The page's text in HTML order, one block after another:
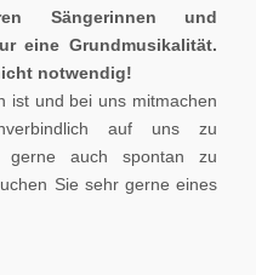
Sängerinnen und
eine Grundmusikalität.
notwendig!
ist und bei uns mitmachen
auf uns zu
gerne auch spontan zu
Sie sehr gerne eines